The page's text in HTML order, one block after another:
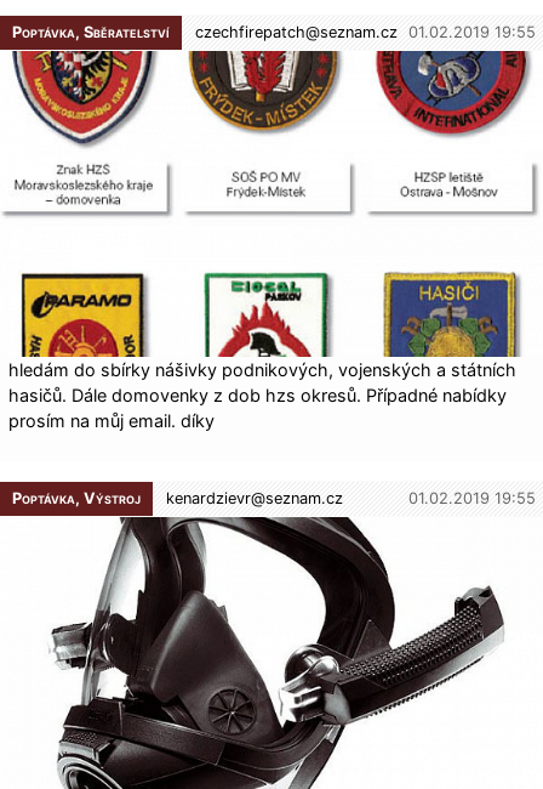
Poptávka, Sběratelství czechfirepatch@seznam.cz 01.02.2019 19:55
hledám do sbírky nášivky podnikových, vojenských a státních
hasičů. Dále domovenky z dob hzs okresů. Případné nabídky
prosím na můj email. díky
Poptávka, Výstroj kenardzievr@seznam.cz 01.02.2019 19:55